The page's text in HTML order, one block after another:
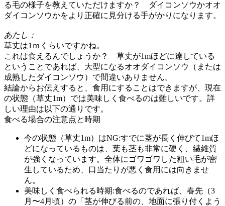
る毛の様子を教えていただけますか？ ダイコンソウかオオ
ダイコンソウかをより正確に見分ける手がかりになります。
あたし：
草丈は1ｍくらいですかね。
これは食えるんでしょうか？ 草丈が1mほどに達している
ということであれば、大型になるオオダイコンソウ（または
成熟したダイコンソウ）で間違いありません。
結論からお伝えすると、食用にすることはできますが、現在
の状態（草丈1m）では美味しく食べるのは難しいです。詳
しい理由は以下の通りです。
食べる場合の注意点と時期
今の状態（草丈1m）はNG:すでに茎が長く伸びて1mほ
どになっているものは、葉も茎も非常に硬く、繊維質
が強くなっています。全体にゴワゴワした粗い毛が密
生しているため、口当たりが悪く食用には向きませ
ん。
美味しく食べられる時期:食べるのであれば、春先（3
月〜4月頃）の「茎が伸びる前の、地面に張り付くよう